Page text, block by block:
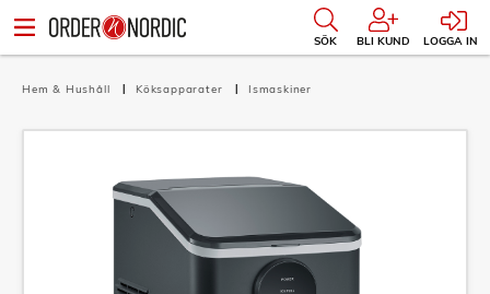
SÖK BLI KUND LOGGA IN
Hem & Hushåll Köksapparater Ismaskiner